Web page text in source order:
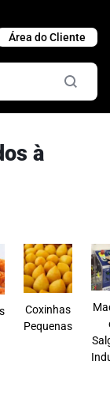
à
Coxinhas
Pequenas